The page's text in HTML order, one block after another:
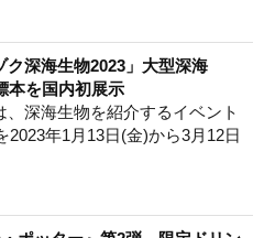
深海生物2023」大型深海
本を国内初展示
深海生物を紹介するイベント
2023年1月13日(金)から3月12日